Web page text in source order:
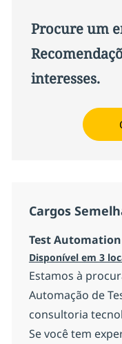
Procure um
interesses.
Cargos
Test
Disponível em 3
Estamos à
Automação de
consultoria
Se você tem